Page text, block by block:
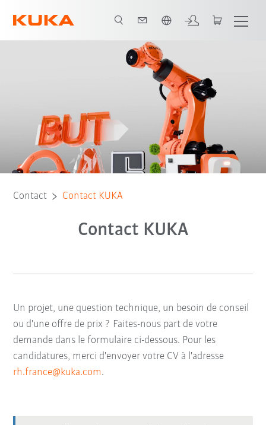
Contact Contact KUKA
Contact KUKA
Un projet, une question technique, un besoin de conseil
ou d'une offre de prix ? Faites-nous part de votre
demande dans le formulaire ci-dessous. Pour les
candidatures, merci d'envoyer votre CV à l'adresse
rh.france@kuka.com.